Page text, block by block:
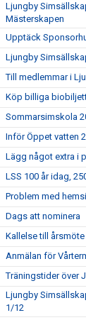
Ljungby
Mästerskapen
Upptäck
Ljungby
Till medlemmar i
Köp billiga
Sommarsimskola
Inför Öppet vatten
Lägg något extra i
LSS 100 år idag,
Problem med
Dags att nominera
Kallelse till
Anmälan för
Träningstider över
Ljungby
1/12